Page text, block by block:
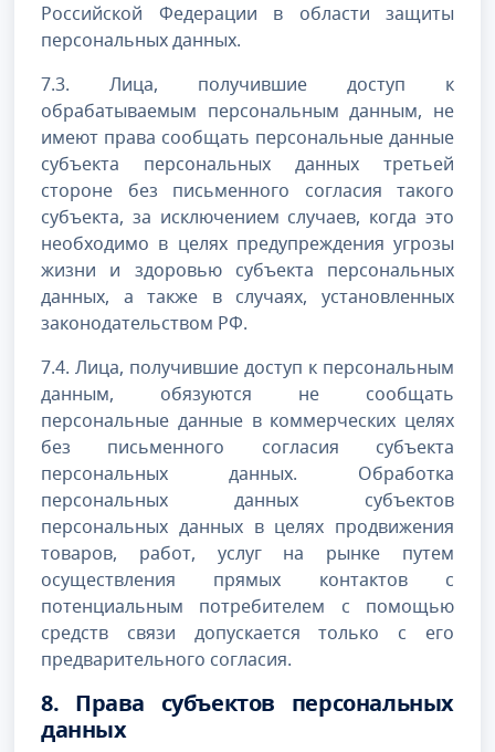
Российской Федерации в области защиты
персональных данных.
7.3. Лица, получившие доступ к
обрабатываемым персональным данным, не
имеют права сообщать персональные данные
субъекта персональных данных третьей
стороне без письменного согласия такого
субъекта, за исключением случаев, когда это
необходимо в целях предупреждения угрозы
жизни и здоровью субъекта персональных
данных, а также в случаях, установленных
законодательством РФ.
7.4. Лица, получившие доступ к персональным
данным, обязуются не сообщать
персональные данные в коммерческих целях
без письменного согласия субъекта
персональных данных. Обработка
персональных данных субъектов
персональных данных в целях продвижения
товаров, работ, услуг на рынке путем
осуществления прямых контактов с
потенциальным потребителем с помощью
средств связи допускается только с его
предварительного согласия.
8. Права субъектов персональных
данных